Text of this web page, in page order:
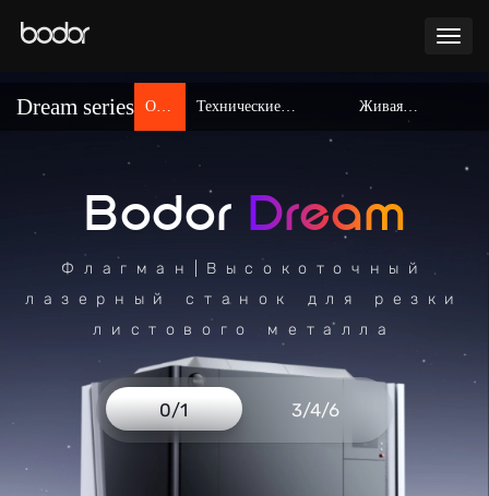
Dream series Обз Технические Живая
Bodor Dream
Флагман|Высокоточный
лазерный станок для резки
листового металла
0/1 3/4/6